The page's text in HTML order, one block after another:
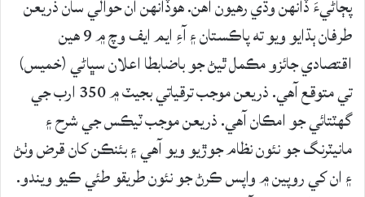
پڄاڻيءَ ڏانهن وڌي رهيون آهن. هوڏانهن ان حوالي سان ذريعن
طرفان ٻڌايو ويو ته پاڪستان ۽ آءِ ايم ايف وچ ۾ 9 هين
اقتصادي جائزو مڪمل ٿيڻ جو باضابطا اعلان سڀاڻي (خميس)
تي متوقع آهي. ذريعن موجب ترقياتي بجيٽ ۾ 350 ارب جي
گهٽتائي جو امڪان آهي. ذريعن موجب ٽيڪس جي شرح ۽
مانيٽرنگ جو نئون نظام جوڙيو ويو آهي ۽ بئنڪن کان قرض وٺڻ
۽ ان کي روپين ۾ واپس ڪرڻ جو نئون طريقو طئي ڪيو ويندو.